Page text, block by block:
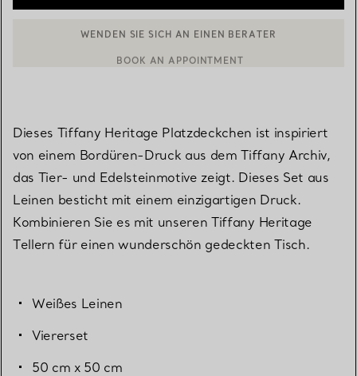
Dieses Tiffany Heritage Platzdeckchen ist inspiriert
von einem Bordüren-Druck aus dem Tiffany Archiv,
das Tier- und Edelsteinmotive zeigt. Dieses Set aus
Leinen besticht mit einem einzigartigen Druck.
Kombinieren Sie es mit unseren Tiffany Heritage
Tellern für einen wunderschön gedeckten Tisch.
Weißes Leinen
Viererset
50 cm x 50 cm